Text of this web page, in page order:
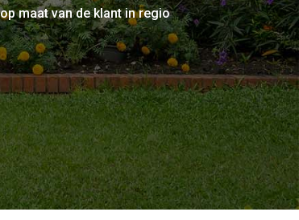
maat van de klant in regio